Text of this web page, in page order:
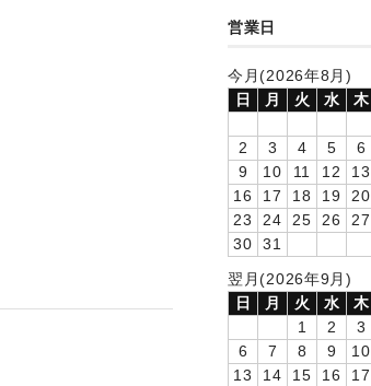
営業日
今月(2026年8月)
日
月 火 水 木
2
3 4 5 6
9
10 11 12 13
16
17 18 19 20
23
24 25 26 27
30
31
翌月(2026年9月)
日
月 火 水 木
1
2 3
6
7 8 9 10
13
14 15 16 17